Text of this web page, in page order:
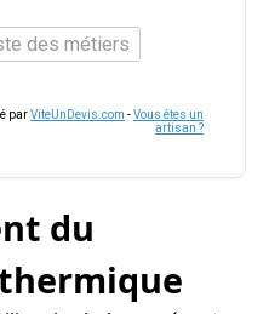
des métiers
parViteUnDevis.com -Vous êtes un
artisan ?
du